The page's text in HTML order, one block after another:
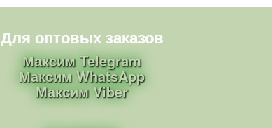
Для оптовых заказов
Максим Telegram
Максим WhatsApp
Максим Viber